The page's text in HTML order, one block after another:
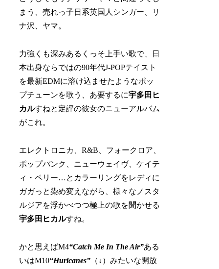
まう、売れっ子日系英国人シンガー、リ
ナ沢、ヤマ。
力強くも深みあるくっそ上手い歌で、日
本出身ならではの90年代J-POPテイスト
を最新EDMに溶け込ませたようなポッ
プチューンを歌う、あ要するに宇多田ヒ
カルすねと定評の彼女のニューアルバム
がこれ。
エレクトロニカ、R&B、フォークロア、
ポップパンク、ニューウェイヴ、ケイテ
ィ・ペリー…とカラーリングをレディに
ガガっと染め変えながら、様々なノスタ
ルジアを浮かべつつ極上の歌を聞かせる
宇多田ヒカルすね。
かと思えばM4“Catch Me In The Air”ある
いはM10“Huricanes” （↓）みたいな開放